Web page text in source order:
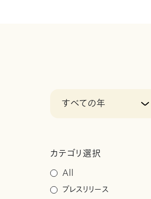
すべての年
カテゴリ選択
All
プレスリリース